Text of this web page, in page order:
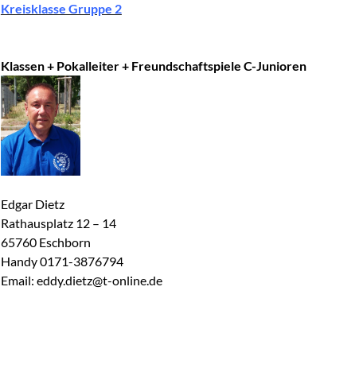
Kreisklasse Gruppe 2
Klassen + Pokalleiter + Freundschaftspiele C-Junioren
Edgar Dietz
Rathausplatz 12 – 14
65760 Eschborn
Handy 0171-3876794
Email: eddy.dietz@t-online.de